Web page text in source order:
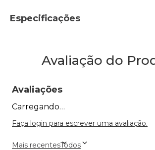
Especificações
Avaliação do
Avaliações
Carregando…
Faça login para escrever uma avaliação.
Mais recentesTodos